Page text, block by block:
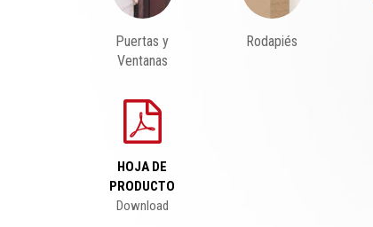
Puertas y
Ventanas
Rodapiés
HOJA DE
PRODUCTO
Download